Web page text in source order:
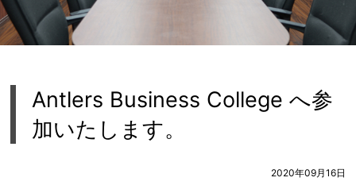
Antlers Business College へ参
加いたします。
2020年09月16日